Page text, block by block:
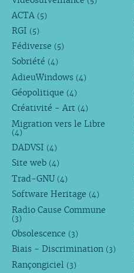
ACTA (5)
RGI (5)
Fédiverse (5)
Sobriété (4)
AdieuWindows (4)
Géopolitique (4)
Créativité - Art (4)
Migration vers le Libre
(4)
DADVSI (4)
Site web (4)
Trad-GNU (4)
Software Heritage (4)
Radio Cause Commune
(3)
Obsolescence (3)
Biais - Discrimination (3)
Rançongiciel (3)